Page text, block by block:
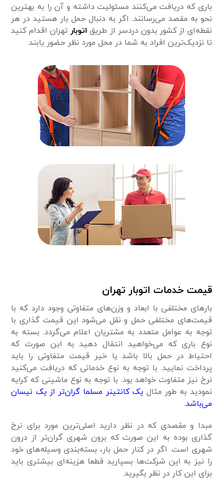
باری که دریافت می‌کنند مسئولیت داشته و آن را به بهترین
نحو به مقصد می‌رسانند. اگر به دنبال حمل بار هستید در هر
نقطه‌ای از کشور بدون دردسر از طریق اتوبار تهران اقدام کنید
تا نزدیک‌ترین افراد به شما در محل مورد نظر حضور یابند.
قیمت خدمات اتوبار تهران
بارهای مختلفی با ابعاد و وزن‌های متفاوتی وجود دارد که با
قیمت‌های مختلفی حمل و نقل می‌شود این قیمت گذاری با
توجه به عوامل متعدد به مشتریان اعلام می‌گردد. بسته به
نوع باری که می‌خواهید انتقال دهید به این صورت که
احتیاط در حمل بالا باشد یا خیر قیمت متفاوتی را باید
پرداخت نمایید. با توجه به نوع خدماتی که دریافت می‌کنید
نرخ نیز متفاوت خواهد بود. با توجه به نوع ماشینی که کرایه
نمودید به طور مثال یک کانتینر مسلما گران‌تر از یک نیسان
می‌باشد.
مبدا و مقصدی که در نظر دارید اصلی‌ترین مورد برای نرخ
گذاری بوده به این صورت که برون شهری گران‌تر از درون
شهری است. اگر در کنار حمل بار، بسته‌بندی وسیله‌های خود
را نیز به این شرکت‌ها بسپارید قطعا هزینه‌ای بیشتری باید
برای این کار در نظر بگیرید.